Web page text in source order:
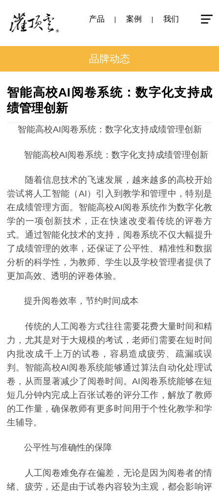
产品 案例 我们
品牌动态
智能高校AI阅卷系统：数字化支持成
绩管理创新
智能高校AI阅卷系统：数字化支持成绩管理创新
智能高校AI阅卷系统：数字化支持成绩管理创新
随着信息技术的飞速发展，越来越多的高校开始
尝试将人工智能（AI）引入到教学和管理中，特别是
在成绩管理方面。智能高校AI阅卷系统作为数字化教
学的一项创新技术，正在快速改变着传统的评卷方
式。通过智能化技术的支持，阅卷系统不仅大幅提升
了成绩管理的效率，还保证了公平性、精准性和数据
分析的科学性，为教师、学生以及学校管理者提供了
更加高效、透明的评卷体验。
提升阅卷效率，节约时间成本
传统的人工阅卷方式往往需要花费大量时间和精
力，尤其是对于大规模的考试，老师们需要在短时间
内批改成千上万的试卷，容易造成疲劳、疏漏或误
判。智能高校AI阅卷系统能够通过算法自动化处理试
卷，从而显著减少了阅卷时间。AI阅卷系统能够在短
短几分钟内完成上百张试卷的评分工作，解放了教师
的工作量，确保教师有更多时间用于个性化教学和学
生辅导。
公平性与准确性的保障
人工阅卷难免存在偏差，无论是因为阅卷者的情
绪、疲劳，还是由于试卷内容较为主观，都会影响评